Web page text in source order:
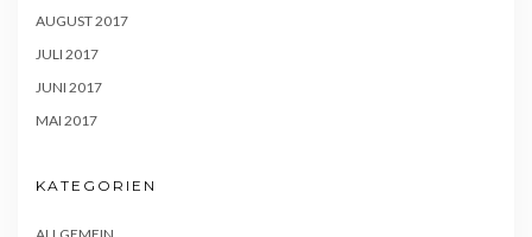
AUGUST 2017
JULI 2017
JUNI 2017
MAI 2017
KATEGORIEN